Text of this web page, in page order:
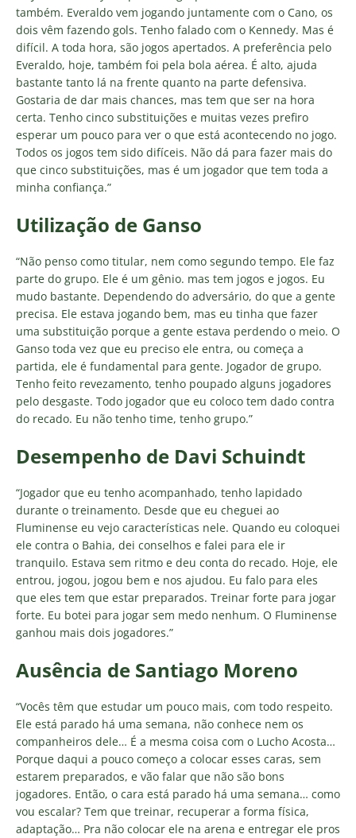
também. Everaldo vem jogando juntamente com o Cano, os
dois vêm fazendo gols. Tenho falado com o Kennedy. Mas é
difícil. A toda hora, são jogos apertados. A preferência pelo
Everaldo, hoje, também foi pela bola aérea. É alto, ajuda
bastante tanto lá na frente quanto na parte defensiva.
Gostaria de dar mais chances, mas tem que ser na hora
certa. Tenho cinco substituições e muitas vezes prefiro
esperar um pouco para ver o que está acontecendo no jogo.
Todos os jogos tem sido difíceis. Não dá para fazer mais do
que cinco substituições, mas é um jogador que tem toda a
minha confiança.”
Utilização de Ganso
“Não penso como titular, nem como segundo tempo. Ele faz
parte do grupo. Ele é um gênio. mas tem jogos e jogos. Eu
mudo bastante. Dependendo do adversário, do que a gente
precisa. Ele estava jogando bem, mas eu tinha que fazer
uma substituição porque a gente estava perdendo o meio. O
Ganso toda vez que eu preciso ele entra, ou começa a
partida, ele é fundamental para gente. Jogador de grupo.
Tenho feito revezamento, tenho poupado alguns jogadores
pelo desgaste. Todo jogador que eu coloco tem dado contra
do recado. Eu não tenho time, tenho grupo.”
Desempenho de Davi Schuindt
“Jogador que eu tenho acompanhado, tenho lapidado
durante o treinamento. Desde que eu cheguei ao
Fluminense eu vejo características nele. Quando eu coloquei
ele contra o Bahia, dei conselhos e falei para ele ir
tranquilo. Estava sem ritmo e deu conta do recado. Hoje, ele
entrou, jogou, jogou bem e nos ajudou. Eu falo para eles
que eles tem que estar preparados. Treinar forte para jogar
forte. Eu botei para jogar sem medo nenhum. O Fluminense
ganhou mais dois jogadores.”
Ausência de Santiago Moreno
“Vocês têm que estudar um pouco mais, com todo respeito.
Ele está parado há uma semana, não conhece nem os
companheiros dele… É a mesma coisa com o Lucho Acosta…
Porque daqui a pouco começo a colocar esses caras, sem
estarem preparados, e vão falar que não são bons
jogadores. Então, o cara está parado há uma semana… como
vou escalar? Tem que treinar, recuperar a forma física,
adaptação… Pra não colocar ele na arena e entregar ele pros